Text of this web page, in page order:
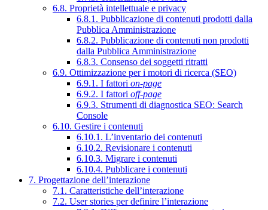
6.8. Proprietà intellettuale e privacy
6.8.1. Pubblicazione di contenuti prodotti dalla
Pubblica Amministrazione
6.8.2. Pubblicazione di contenuti non prodotti
dalla Pubblica Amministrazione
6.8.3. Consenso dei soggetti ritratti
6.9. Ottimizzazione per i motori di ricerca (SEO)
6.9.1. I fattori on-page
6.9.2. I fattori off-page
6.9.3. Strumenti di diagnostica SEO: Search
Console
6.10. Gestire i contenuti
6.10.1. L’inventario dei contenuti
6.10.2. Revisionare i contenuti
6.10.3. Migrare i contenuti
6.10.4. Pubblicare i contenuti
7. Progettazione dell’interazione
7.1. Caratteristiche dell’interazione
7.2. User stories per definire l’interazione